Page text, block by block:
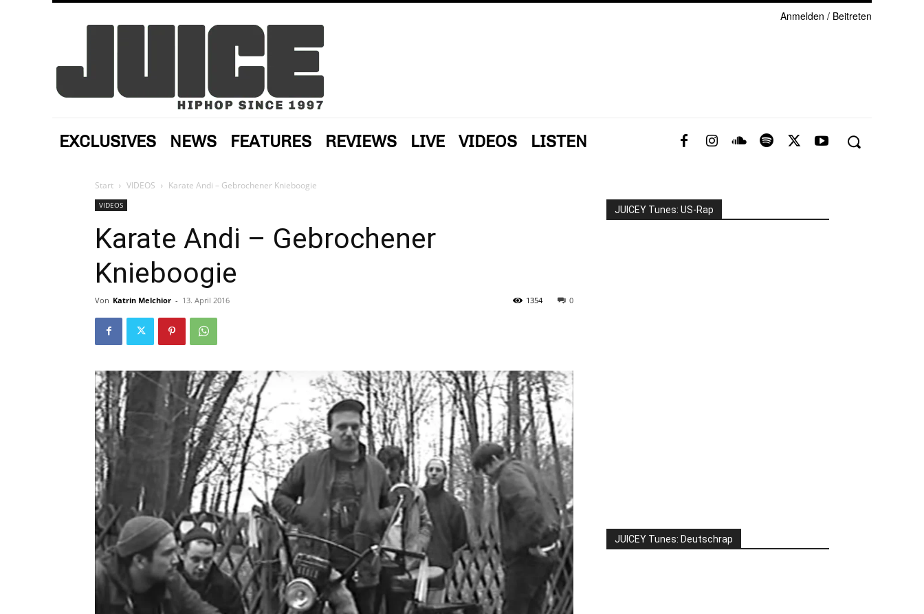
Anmelden / Beitreten
EXCLUSIVES NEWS FEATURES REVIEWS LIVE VIDEOS LISTEN
Start VIDEOS Karate Andi – Gebrochener Knieboogie
VIDEOS
Karate Andi – Gebrochener
Knieboogie
Von Katrin Melchior - 13. April 2016 0
1354
JUICEY Tunes: US-Rap
JUICEY Tunes: Deutschrap